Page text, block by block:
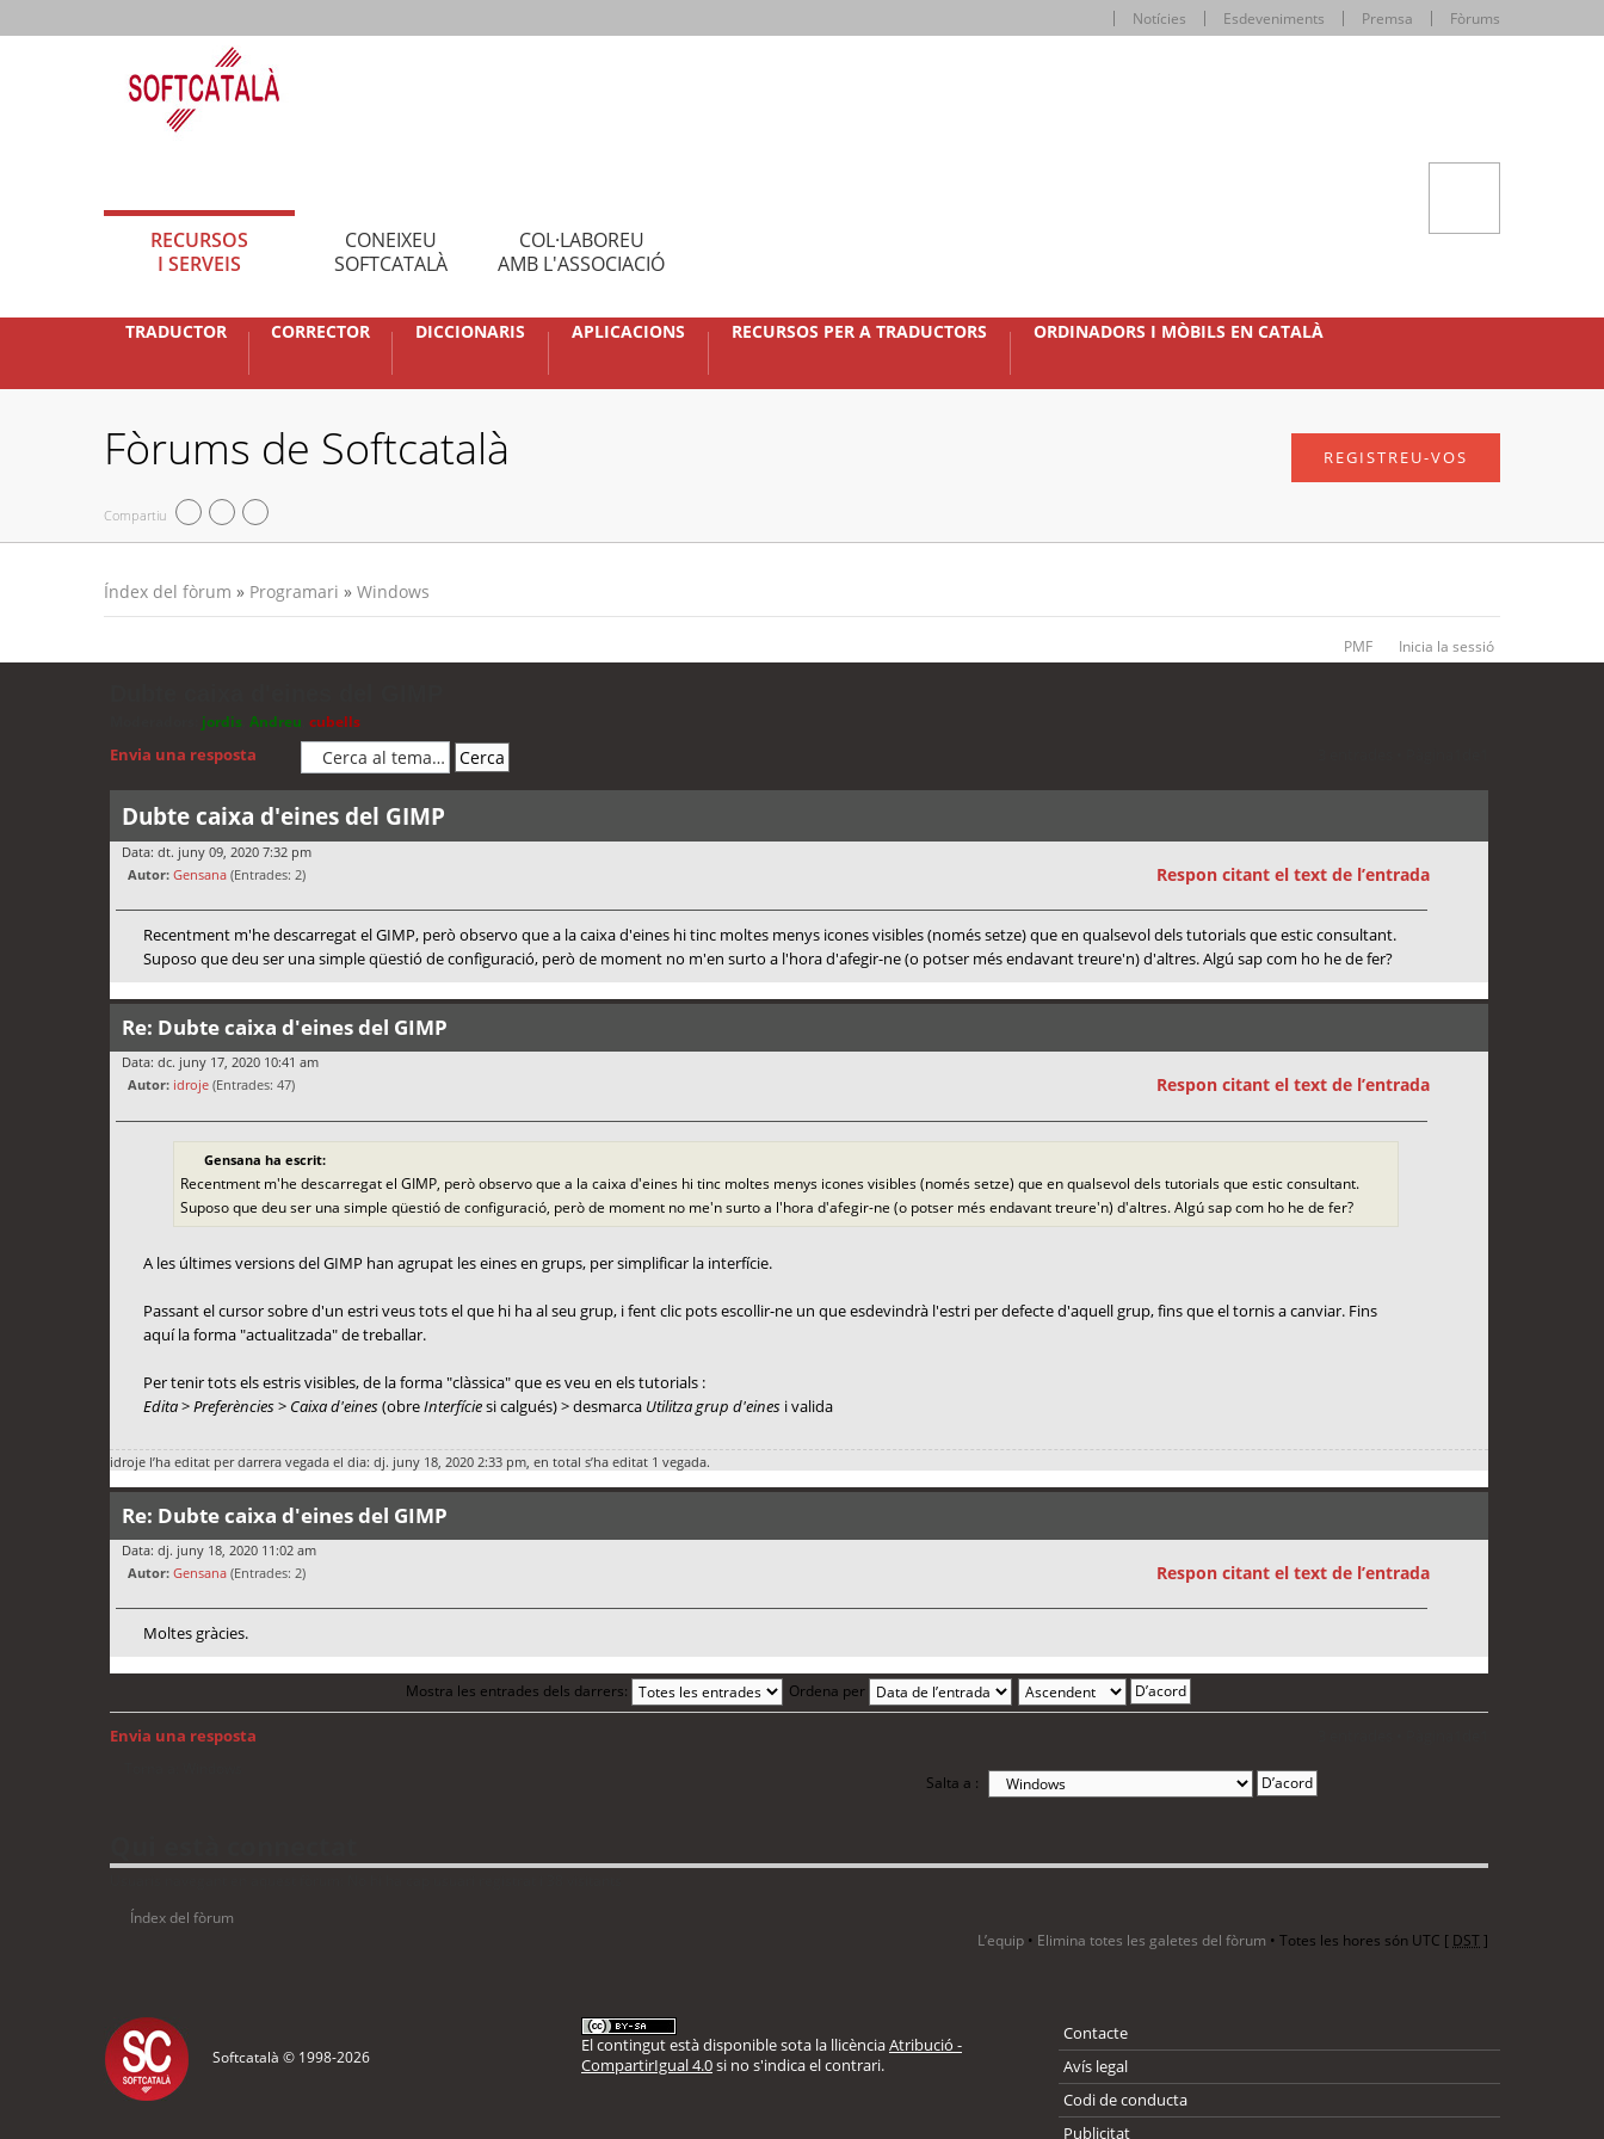
Notícies Esdeveniments Premsa Fòrums
RECURSOS
I SERVEIS
CONEIXEU
SOFTCATALÀ
COL·LABOREU
AMB L'ASSOCIACIÓ
TRADUCTOR CORRECTOR DICCIONARIS APLICACIONS RECURSOS PER A TRADUCTORS ORDINADORS I MÒBILS EN CATALÀ
Fòrums de Softcatalà
Compartiu
REGISTREU-VOS
Índex del fòrum » Programari » Windows
PMF Inicia la sessió
jordis Andreu cubells
Envia una resposta
Dubte caixa d'eines del GIMP
Data: dt. juny 09, 2020 7:32 pm
Autor: Gensana (Entrades: 2) Respon citant el text de l’entrada
Recentment m'he descarregat el GIMP, però observo que a la caixa d'eines hi tinc moltes menys icones visibles (només setze) que en qualsevol dels tutorials que estic consultant.
Suposo que deu ser una simple qüestió de configuració, però de moment no m'en surto a l'hora d'afegir-ne (o potser més endavant treure'n) d'altres. Algú sap com ho he de fer?
Re: Dubte caixa d'eines del GIMP
Data: dc. juny 17, 2020 10:41 am
Autor: idroje (Entrades: 47) Respon citant el text de l’entrada
Gensana ha escrit:
Recentment m'he descarregat el GIMP, però observo que a la caixa d'eines hi tinc moltes menys icones visibles (només setze) que en qualsevol dels tutorials que estic consultant.
Suposo que deu ser una simple qüestió de configuració, però de moment no me'n surto a l'hora d'afegir-ne (o potser més endavant treure'n) d'altres. Algú sap com ho he de fer?
A les últimes versions del GIMP han agrupat les eines en grups, per simplificar la interfície.
Passant el cursor sobre d'un estri veus tots el que hi ha al seu grup, i fent clic pots escollir-ne un que esdevindrà l'estri per defecte d'aquell grup, fins que el tornis a canviar. Fins
aquí la forma "actualitzada" de treballar.
Per tenir tots els estris visibles, de la forma "clàssica" que es veu en els tutorials :
Edita>Preferències> Caixa d'eines(obreInterfíciesi calgués) > desmarca Utilitza grup d'einesi valida
idroje l’ha editat per darrera vegada el dia: dj. juny 18, 2020 2:33 pm, en total s’ha editat 1 vegada.
Re: Dubte caixa d'eines del GIMP
Data: dj. juny 18, 2020 11:02 am
Autor: Gensana (Entrades: 2) Respon citant el text de l’entrada
Moltes gràcies.
Mostra les entrades dels darrers: Ordena per
Envia una resposta
Salta a :
Índex del fòrum
L’equip • Elimina totes les galetes del fòrum • Totes les hores són UTC [ DST]
Softcatalà © 1998-2026
El contingut està disponible sota la llicènciaAtribució -
CompartirIgual 4.0si no s'indica el contrari.
Contacte
Avís legal
Codi de conducta
Publicitat